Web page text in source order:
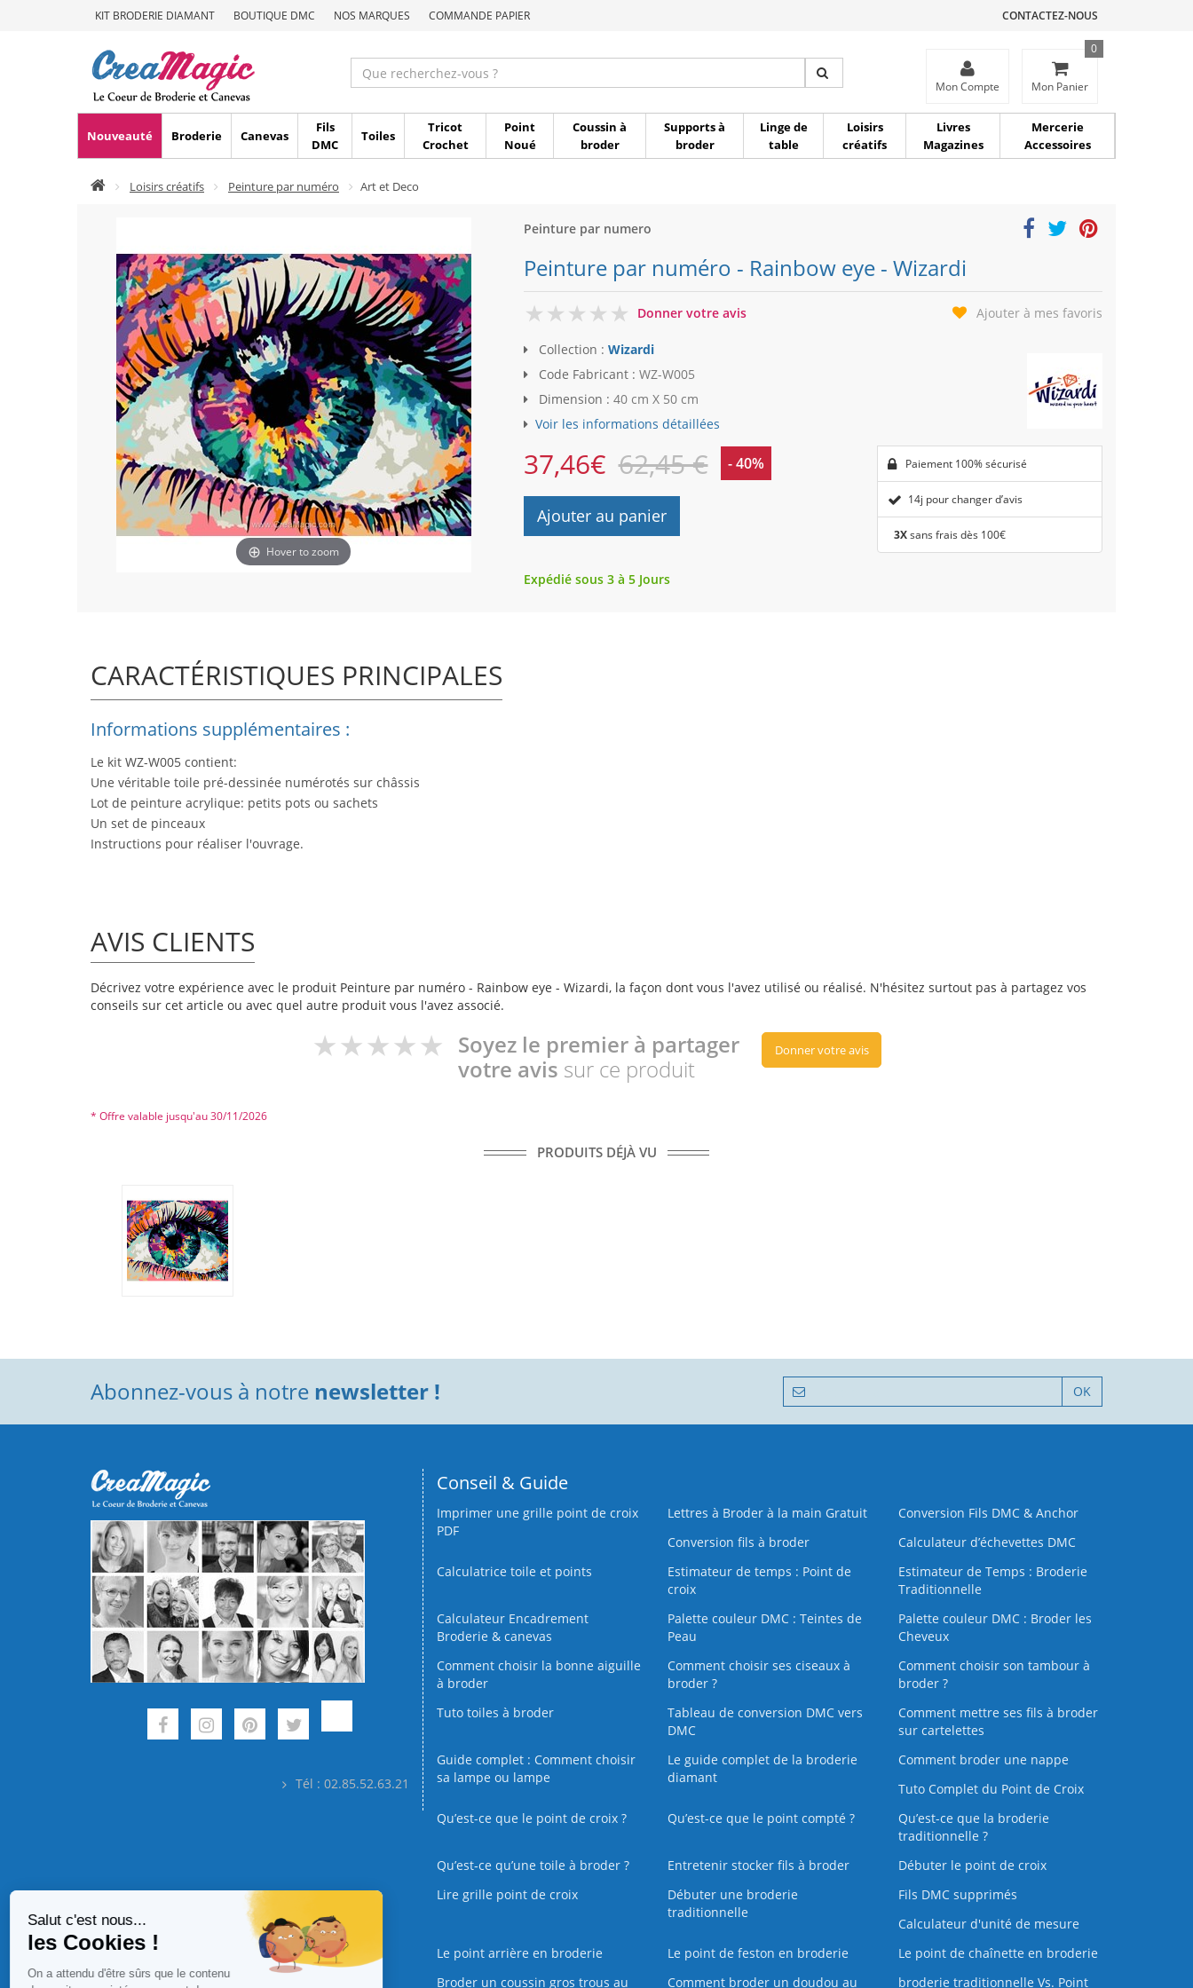
KIT BRODERIE DIAMANT BOUTIQUE DMC NOS MARQUES COMMANDE PAPIER CONTACTEZ-NOUS
Mon Compte Mon Panier
0
Nouveauté Broderie Canevas
Fils
DMC
Toiles
Tricot
Crochet
Point
Noué
Coussin à
broder
Supports à
broder
Linge de
table
Loisirs
créatifs
Livres
Magazines
Mercerie
Accessoires
Loisirs créatifs Peinture par numéro Art et Deco
Hover to zoom
Peinture par numero
Peinture par numéro - Rainbow eye - Wizardi
0
Donner votre avis Ajouter à mes favoris
Collection : Wizardi
Code Fabricant : WZ-W005
Dimension : 40 cm X 50 cm
Voir les informations détaillées
37,46€ 62,45 € - 40%
Ajouter au panier
Paiement 100% sécurisé
14j pour changer d’avis
3Xsans frais dès 100€
Expédié sous 3 à 5 Jours
CARACTÉRISTIQUES PRINCIPALES
Informations supplémentaires :
Le kit WZ-W005 contient:
Une véritable toile pré-dessinée numérotés sur châssis
Lot de peinture acrylique: petits pots ou sachets
Un set de pinceaux
Instructions pour réaliser l'ouvrage.
AVIS CLIENTS
Décrivez votre expérience avec le produit Peinture par numéro - Rainbow eye - Wizardi, la façon dont vous l'avez utilisé ou réalisé. N'hésitez surtout pas à partagez vos
conseils sur cet article ou avec quel autre produit vous l'avez associé.
Soyez le premier à partager
votre avis sur ce produit
Donner votre avis
* Offre valable jusqu'au 30/11/2026
PRODUITS DÉJÀ VU
Abonnez-vous à notre newsletter ! OK
Tél : 02.85.52.63.21
Conseil & Guide
Imprimer une grille point de croix
PDF
Lettres à Broder à la main Gratuit
Conversion Fils DMC & Anchor
Conversion fils à broder
Calculateur d’échevettes DMC
Calculatrice toile et points
Estimateur de temps : Point de
croix
Estimateur de Temps : Broderie
Traditionnelle
Calculateur Encadrement
Broderie & canevas
Palette couleur DMC : Teintes de
Peau
Palette couleur DMC : Broder les
Cheveux
Comment choisir la bonne aiguille
à broder
Comment choisir ses ciseaux à
broder ?
Comment choisir son tambour à
broder ?
Tuto toiles à broder
Tableau de conversion DMC vers
DMC
Comment mettre ses fils à broder
sur cartelettes
Guide complet : Comment choisir
sa lampe ou lampe
Le guide complet de la broderie
diamant
Comment broder une nappe
Tuto Complet du Point de Croix
Qu’est-ce que le point de croix ?
Qu’est-ce que le point compté ?
Qu’est-ce que la broderie
traditionnelle ?
Qu’est‑ce qu’une toile à broder ?
Entretenir stocker fils à broder
Débuter le point de croix
Lire grille point de croix
Débuter une broderie
traditionnelle
Fils DMC supprimés
Calculateur d'unité de mesure
Le point arrière en broderie
Le point de feston en broderie
Le point de chaînette en broderie
Broder un coussin gros trous au
Comment broder un doudou au broderie traditionnelle Vs. Point